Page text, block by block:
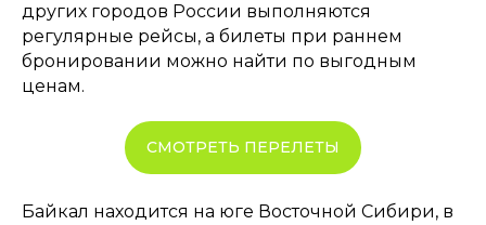
других городов России выполняются
регулярные рейсы, а билеты при раннем
бронировании можно найти по выгодным
ценам.
СМОТРЕТЬ ПЕРЕЛЕТЫ
Байкал находится на юге Восточной Сибири, в